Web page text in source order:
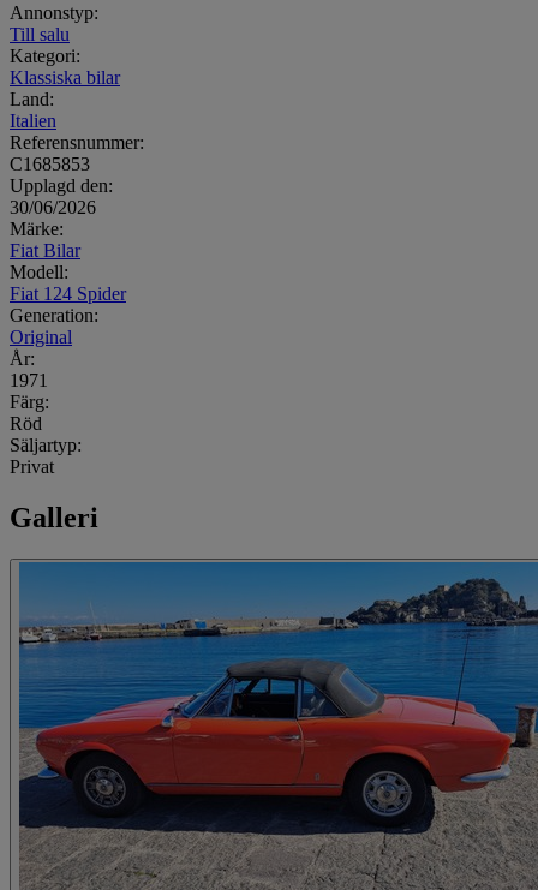
Annonstyp:
Till salu
Kategori:
Klassiska bilar
Land:
Italien
Referensnummer:
C1685853
Upplagd den:
30/06/2026
Märke:
Fiat Bilar
Modell:
Fiat 124 Spider
Generation:
Original
År:
1971
Färg:
Röd
Säljartyp:
Privat
Galleri